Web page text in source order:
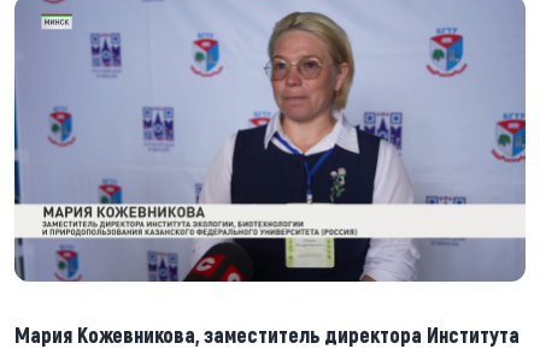
Мария Кожевникова, заместитель директора Института